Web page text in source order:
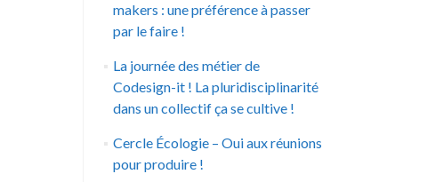
makers : une préférence à passer
par le faire !
La journée des métier de
Codesign-it ! La pluridisciplinarité
dans un collectif ça se cultive !
Cercle Écologie – Oui aux réunions
pour produire !